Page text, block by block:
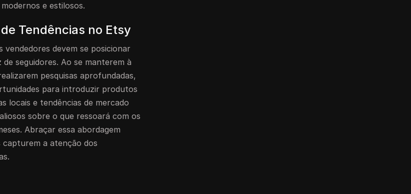
e estilosos.
Tendências no Etsy
devem se posicionar
seguidores. Ao se manterem à
pesquisas aprofundadas,
para introduzir produtos
locais e tendências de mercado
sobre o que ressoará com os
Abraçar essa abordagem
a atenção dos